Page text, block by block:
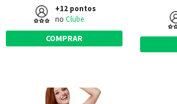
+12 pontos
no Clube
COMPRAR